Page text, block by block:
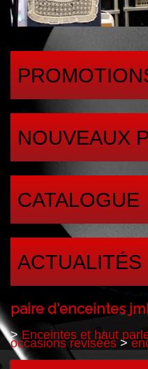
NOUVEAUX
CATALOGUE
ACTUALITÉS
paire d'enceintes
>Enceintes et haut
occasions revisées>